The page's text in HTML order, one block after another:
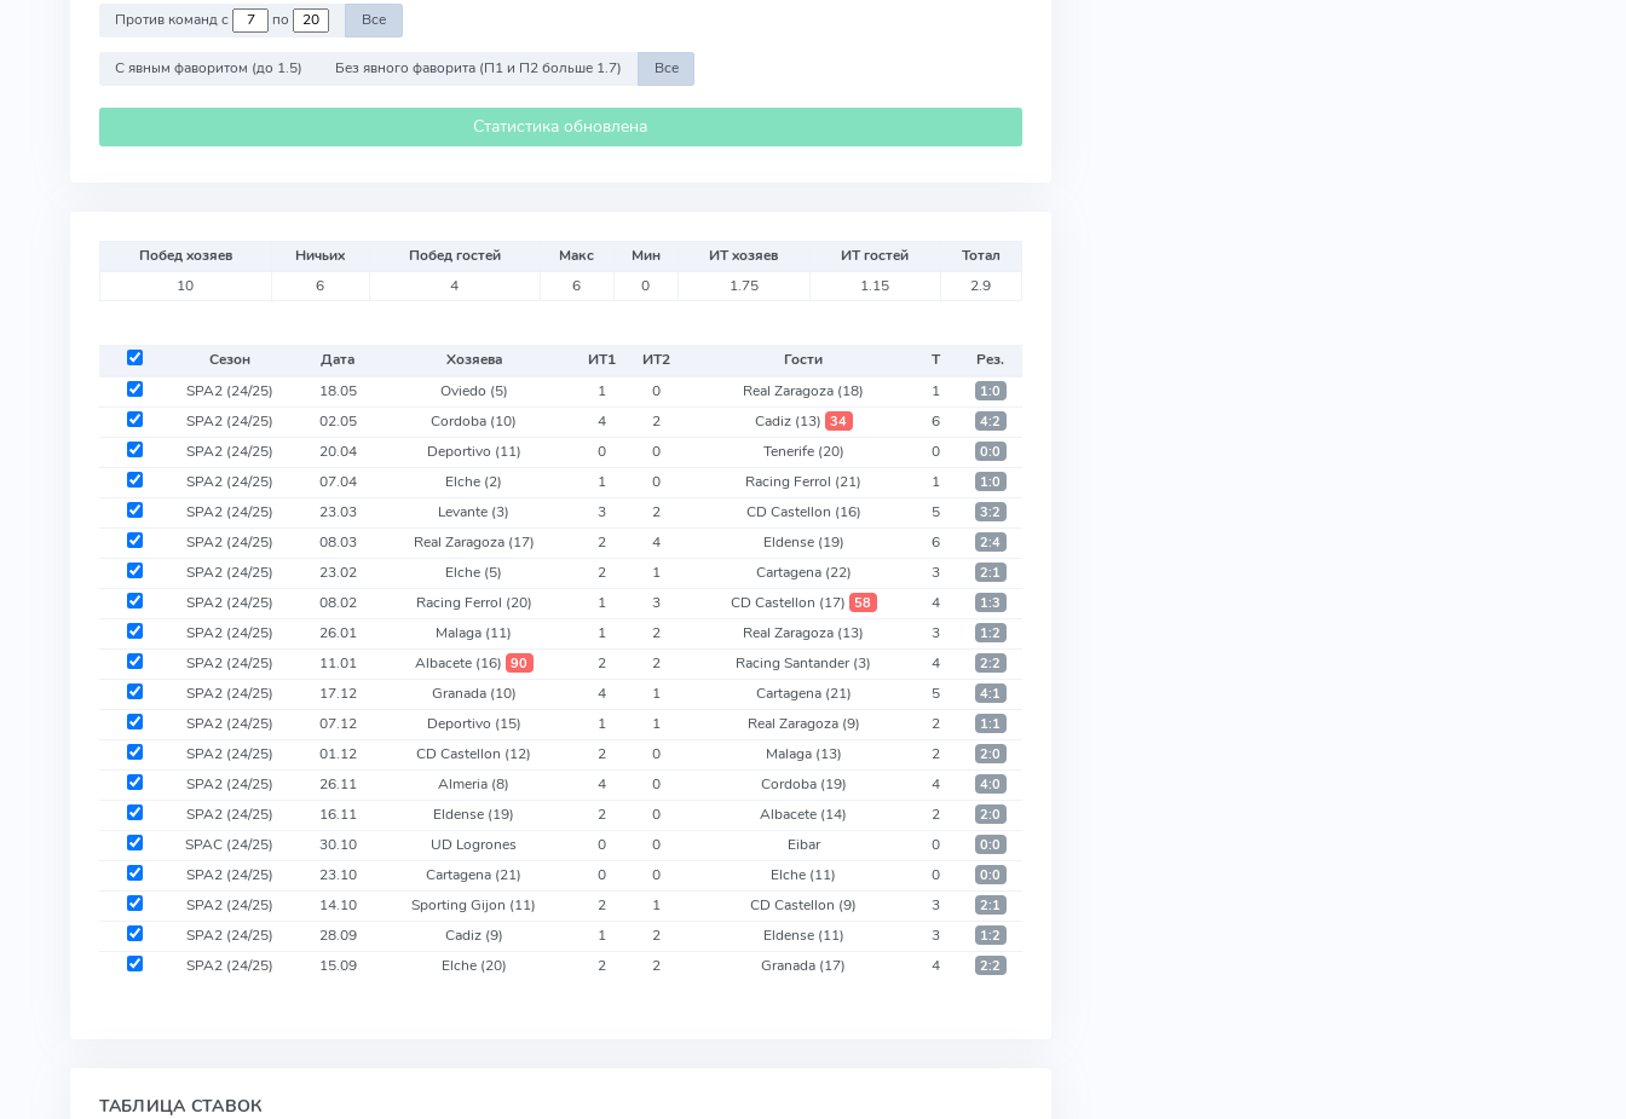
Против команд с по Все
С явным фаворитом (до 1.5) Без явного фаворита (П1 и П2 больше 1.7) Все
Статистика обновлена
Побед хозяев Ничьих Побед гостей Макс Мин ИТ хозяев ИТ гостей
Тотал
10
6 4 6 0 1.75 1.15 2.9
Сезон Дата Хозяева ИТ1 ИТ2 Гости Т
Рез.
SPA2 (24/25)
18.05 Oviedo (5) 1 0 Real Zaragoza (18) 1 1:0
SPA2 (24/25) 02.05 Cordoba (10) 4 2 Cadiz (13) 34 6 4:2
SPA2 (24/25) 20.04 Deportivo (11) 0 0 Tenerife (20) 0 0:0
SPA2 (24/25) 07.04 Elche (2) 1 0 Racing Ferrol (21) 1 1:0
SPA2 (24/25) 23.03 Levante (3) 3 2 CD Castellon (16) 5 3:2
SPA2 (24/25) 08.03 Real Zaragoza (17) 2 4 Eldense (19) 6 2:4
SPA2 (24/25) 23.02 Elche (5) 2 1 Cartagena (22) 3 2:1
SPA2 (24/25) 08.02 Racing Ferrol (20) 1 3 CD Castellon (17) 58 4 1:3
SPA2 (24/25) 26.01 Malaga (11) 1 2 Real Zaragoza (13) 3 1:2
SPA2 (24/25) 11.01 Albacete (16) 90 2 2 Racing Santander(3) 4 2:2
SPA2 (24/25) 17.12 Granada (10) 4 1 Cartagena (21) 5 4:1
SPA2 (24/25) 07.12 Deportivo (15) 1 1 Real Zaragoza (9) 2 1:1
SPA2 (24/25) 01.12 CD Castellon (12) 2 0 Malaga (13) 2 2:0
SPA2 (24/25) 26.11 Almeria (8) 4 0 Cordoba (19) 4 4:0
SPA2 (24/25) 16.11 Eldense (19) 2 0 Albacete (14) 2 2:0
SPAC (24/25) 30.10 UD Logrones 0 0 Eibar 0 0:0
SPA2 (24/25) 23.10 Cartagena (21) 0 0 Elche (11) 0 0:0
SPA2 (24/25) 14.10 Sporting Gijon (11) 2 1 CD Castellon (9) 3 2:1
SPA2 (24/25) 28.09 Cadiz (9) 1 2 Eldense (11) 3 1:2
SPA2 (24/25) 15.09 Elche (20) 2 2 Granada (17) 4 2:2
ТАБЛИЦА СТАВОК